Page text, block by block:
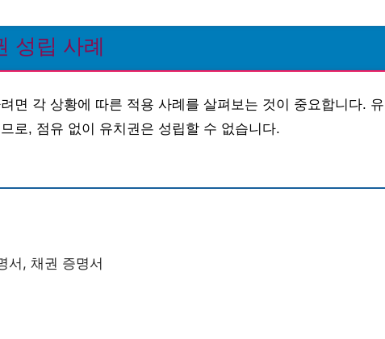
성립 사례
면 각 상황에 따른 적용 사례를 살펴보는 것이 중요합니다. 유
로, 점유 없이 유치권은 성립할 수 없습니다.
서, 채권 증명서